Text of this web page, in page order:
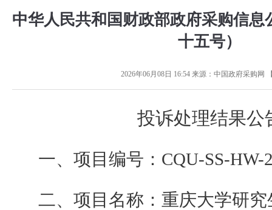
中华人民共和国财政部政府采购信息
十五号）
2026年06月08日 16:54来源： 中国政府采购网
投诉处理结果公
一、项目编号： CQU-SS-HW-
二、项目名称： 重庆大学研